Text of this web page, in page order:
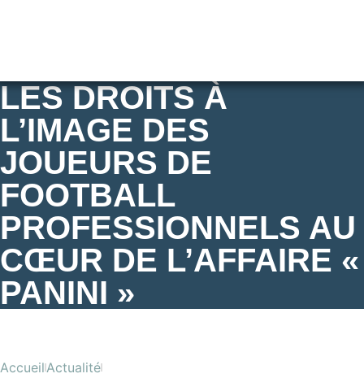
LES DROITS À
L’IMAGE DES
JOUEURS DE
FOOTBALL
PROFESSIONNELS AU
CŒUR DE L’AFFAIRE «
PANINI »
AccueilActualité